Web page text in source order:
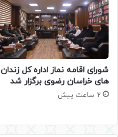
شورای اقامه نماز اداره کل زندان
های خراسان رضوی برگزار شد
2 ساعت پیش